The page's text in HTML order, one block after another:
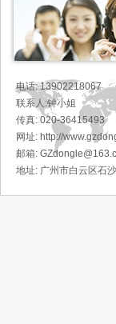
电话: 13902218067
联系人:钟小姐
传真: 020-36415493
网址: http://
邮箱:
地址: 广州市白云区石